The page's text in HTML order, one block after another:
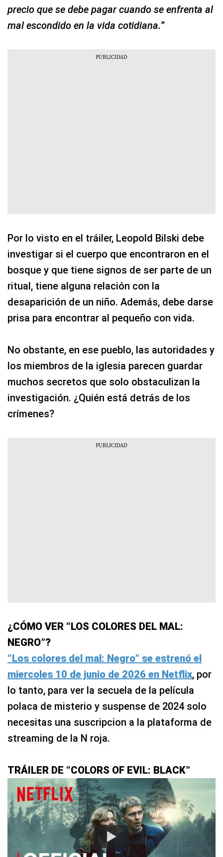
precio que se debe pagar cuando se enfrenta al
mal escondido en la vida cotidiana.”
Por lo visto en el tráiler, Leopold Bilski debe
investigar si el cuerpo que encontraron en el
bosque y que tiene signos de ser parte de un
ritual, tiene alguna relación con la
desaparición de un niño. Además, debe darse
prisa para encontrar al pequeño con vida.
No obstante, en ese pueblo, las autoridades y
los miembros de la iglesia parecen guardar
muchos secretos que solo obstaculizan la
investigación. ¿Quién está detrás de los
crímenes?
¿CÓMO VER “LOS COLORES DEL MAL:
NEGRO”?
“Los colores del mal: Negro” se estrenó el
miercoles 10 de junio de 2026 en Netflix, por
lo tanto, para ver la secuela de la película
polaca de misterio y suspense de 2024 solo
necesitas una suscripcion a la plataforma de
streaming de la N roja.
TRÁILER DE “COLORS OF EVIL: BLACK”